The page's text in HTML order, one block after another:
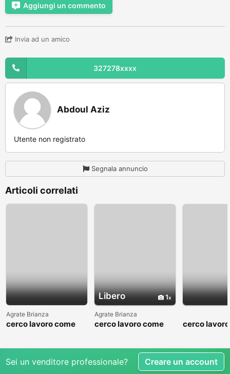
Aggiungi un commento
Invia ad un amico
327278xxxx
Abdoul Aziz
Utente non registrato
Segnala annuncio
Articoli correlati
Agrate Brianza
cerco lavoro come
Libero 1
Agrate Brianza
cerco lavoro come
cerco
Sei un venditore professionale? Creare un account